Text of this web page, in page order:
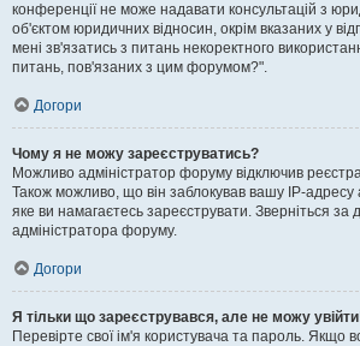
конференції не може надавати консультацій з
об'єктом юридичних відносин, окрім вказаних у
мені зв'язатись з питань некоректного
питань, пов'язаних з цим форумом?".
Догори
Чому я не можу зареєструватись?
Можливо адміністратор форуму відключив
Також можливо, що він заблокував вашу IP-адресу
яке ви намагаєтесь зареєструвати. Зверніться за
адміністратора форуму.
Догори
Я тільки що зареєструвався, але не можу
Перевірте свої ім'я користувача та пароль. Якщо